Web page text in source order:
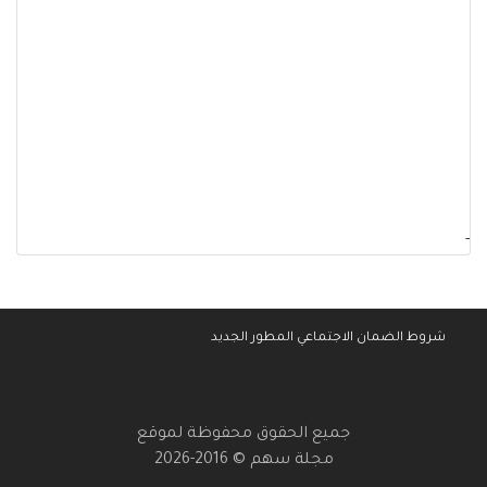
-
شروط الضمان الاجتماعي المطور الجديد
جميع الحقوق محفوظة لموقع
مجلة سهم © 2016-2026